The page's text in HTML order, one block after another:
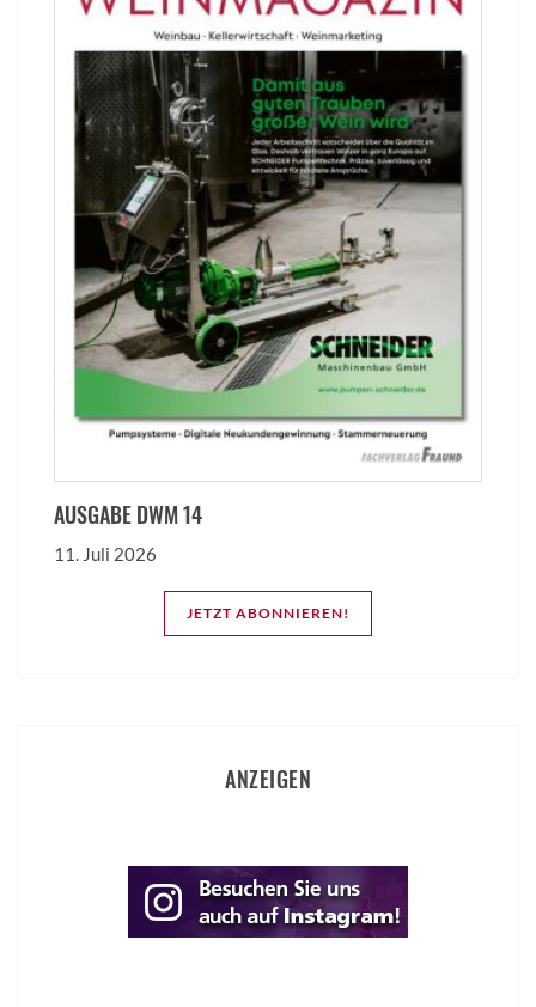
AUSGABE DWM 14
11. Juli 2026
JETZT ABONNIEREN!
ANZEIGEN